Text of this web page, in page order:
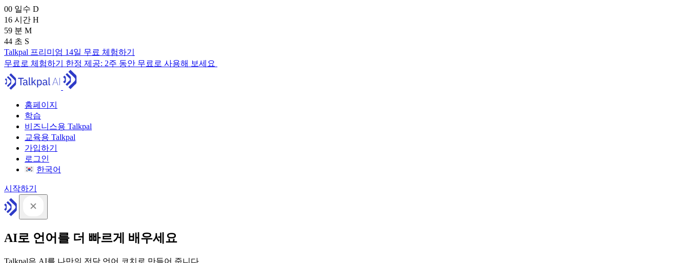
00 일수 D
16 시간 H
59 분 M
43 초 S
Talkpal 프리미엄 14일 무료 체험하기
무료로 체험하기 한정 제공: 2주 동안 무료로 사용해 보세요
홈페이지
학습
비즈니스용 Talkpal
교육용 Talkpal
가입하기
로그인
한국어
시작하기
AI로 언어를 더 빠르게 배우세요
Talkpal은 AI를 나만의 전담 언어 코치로 만들어 줍니다